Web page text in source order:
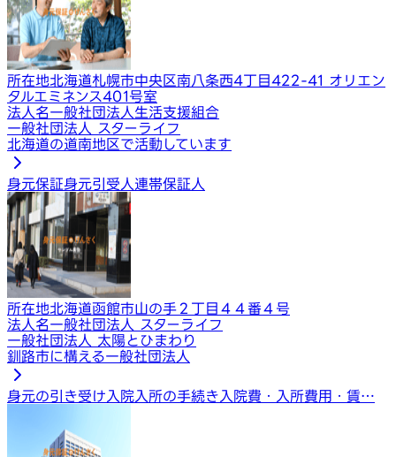
所在地北海道札幌市中央区南八条西4丁目422-41 オリエン
タルエミネンス401号室
法人名一般社団法人生活支援組合
一般社団法人 スターライフ
北海道の道南地区で活動しています
身元保証身元引受人連帯保証人
所在地北海道函館市山の手２丁目４４番４号
法人名一般社団法人 スターライフ
一般社団法人 太陽とひまわり
釧路市に構える一般社団法人
身元の引き受け 入院入所の手続き 入院費・入所費用・賃…